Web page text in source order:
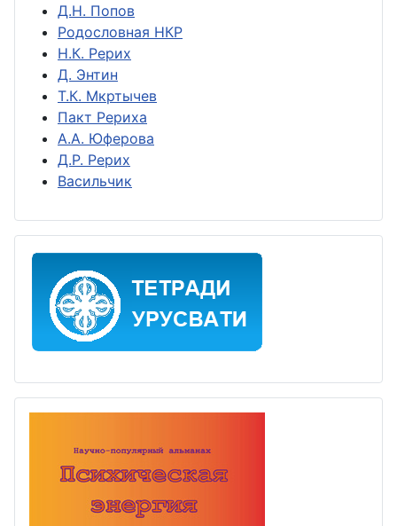
Д.Н. Попов
Родословная НКР
Н.К. Рерих
Д. Энтин
Т.К. Мкртычев
Пакт Рериха
А.А. Юферова
Д.Р. Рерих
Васильчик